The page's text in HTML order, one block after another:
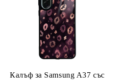
Калъф за Samsung A37 със